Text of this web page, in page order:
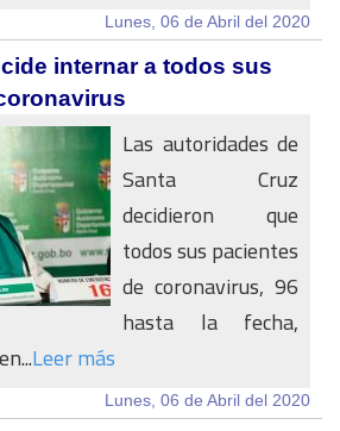
Lunes, 06 de Abril del 2020
internar a todos sus
Las autoridades de
Santa Cruz
decidieron que
todos sus pacientes
de coronavirus, 96
hasta la fecha,
Leer más
Lunes, 06 de Abril del 2020